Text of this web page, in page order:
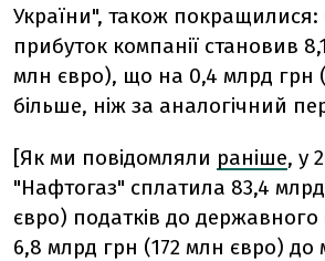
України", також покращилися:
прибуток компанії становив
млн євро), що на 0,4 млрд грн
більше, ніж за аналогічний
[Як ми повідомляли раніше, у
"Нафтогаз" сплатила 83,4
євро) податків до
6,8 млрд грн (172 млн євро) до